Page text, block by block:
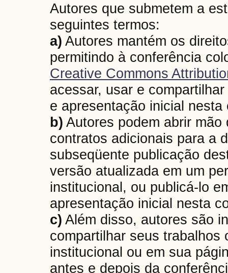
Autores que submetem a
seguintes termos:
a) Autores mantém os
permitindo à conferência
Creative Commons
acessar, usar e
e apresentação inicial nesta
b) Autores podem abrir
contratos adicionais para a
subseqüente publicação
versão atualizada em um
institucional, ou publicá-lo
apresentação inicial nesta
c) Além disso, autores são
compartilhar seus trabalhos
institucional ou em sua
antes e depois da